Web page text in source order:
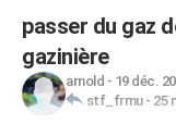
passer du gaz
gazinière
arnold - 19 déc.
stf_frmu- 25